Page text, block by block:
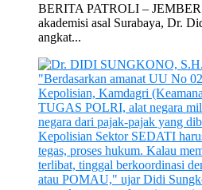
BERITA PATROLI – JEMBER
akademisi asal Surabaya, Dr.
angkat...